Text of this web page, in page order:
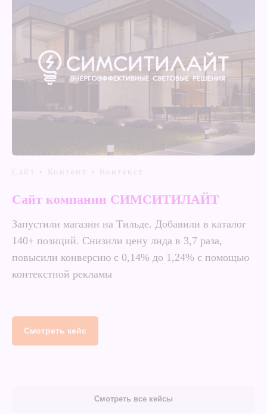
Сайт • Контент • Контекст
Сайт компании СИМСИТИЛАЙТ
Запустили магазин на Тильде. Добавили в каталог
140+ позиций. Снизили цену лида в 3,7 раза,
повысили конверсию с 0,14% до 1,24% с помощью
контекстной рекламы
Смотреть кейс
Смотреть все кейсы